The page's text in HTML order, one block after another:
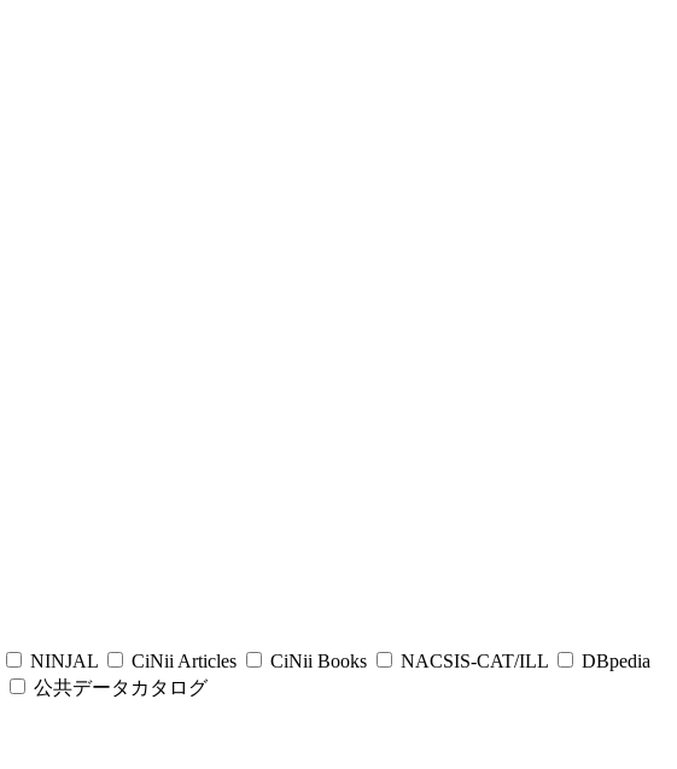
NINJAL CiNii Articles CiNii Books NACSIS-CAT/ILL
DBpedia
公共データカタログ